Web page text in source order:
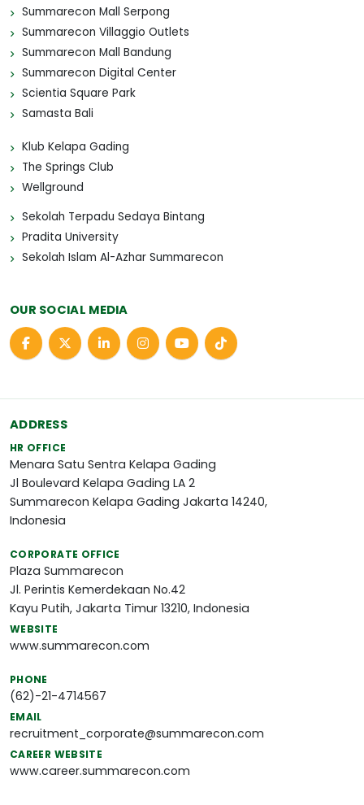
Summarecon Mall Serpong
Summarecon Villaggio Outlets
Summarecon Mall Bandung
Summarecon Digital Center
Scientia Square Park
Samasta Bali
Klub Kelapa Gading
The Springs Club
Wellground
Sekolah Terpadu Sedaya Bintang
Pradita University
Sekolah Islam Al-Azhar Summarecon
OUR SOCIAL MEDIA
ADDRESS
HR OFFICE
Menara Satu Sentra Kelapa Gading
Jl Boulevard Kelapa Gading LA 2
Summarecon Kelapa Gading Jakarta 14240,
Indonesia
CORPORATE OFFICE
Plaza Summarecon
Jl. Perintis Kemerdekaan No.42
Kayu Putih, Jakarta Timur 13210, Indonesia
WEBSITE
www.summarecon.com
PHONE
(62)-21-4714567
EMAIL
recruitment_corporate@summarecon.com
CAREER WEBSITE
www.career.summarecon.com